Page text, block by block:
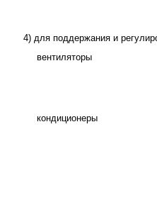
4) для поддержания и
вентиляторы
кондиционеры